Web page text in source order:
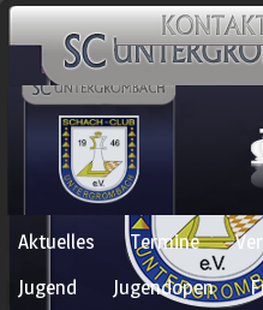
Navigation
überspringen
Aktuelles Termine
Jugend
Jugendopen